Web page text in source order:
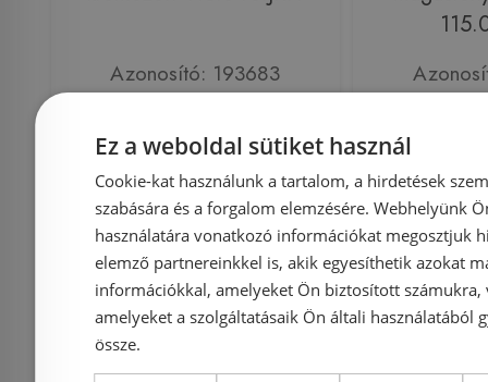
Azonosító: 193683
215 546 Ft209 080 Ft
Kosárba
232 562 Ft
-3%
Rendelésre Rendelésre
Ez a weboldal sütiket használ
Cookie-kat használunk a tartalom, a hirdetések
szabására és a forgalom elemzésére. Webhelyünk
használatára vonatkozó információkat megosztjuk
elemző partnereinkkel is, akik egyesíthetik azokat
információkkal, amelyeket Ön biztosított számukra,
amelyeket a szolgáltatásaik Ön általi használatából
össze.